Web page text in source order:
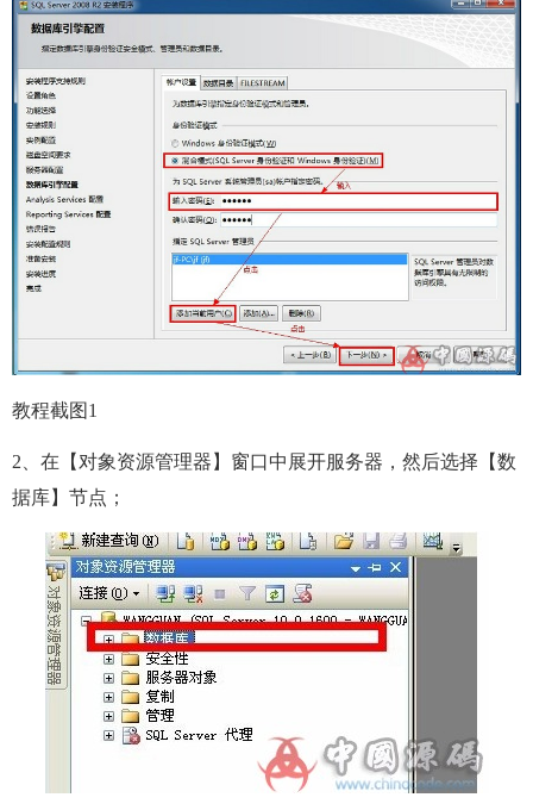
教程截图1
2、在【对象资源管理器】窗口中展开服务器，然后选择【数
据库】节点；